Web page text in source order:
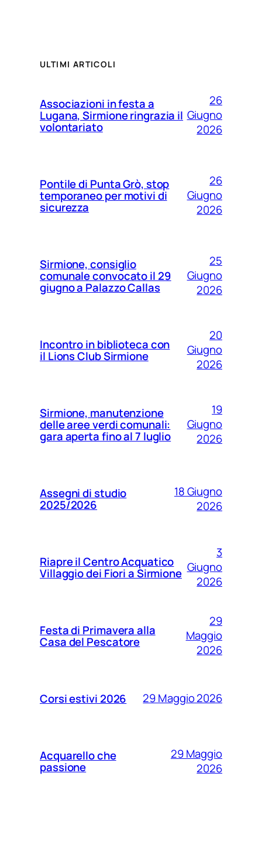
ULTIMI ARTICOLI
Associazioni in festa a
Lugana, Sirmione ringrazia il
volontariato
26
Giugno
2026
Pontile di Punta Grò, stop
temporaneo per motivi di
sicurezza
26
Giugno
2026
Sirmione, consiglio
comunale convocato il 29
giugno a Palazzo Callas
25
Giugno
2026
Incontro in biblioteca con
il Lions Club Sirmione
20
Giugno
2026
Sirmione, manutenzione
delle aree verdi comunali:
gara aperta fino al 7 luglio
19
Giugno
2026
Assegni di studio
2025/2026
18 Giugno
2026
Riapre il Centro Acquatico
Villaggio dei Fiori a Sirmione
3
Giugno
2026
Festa di Primavera alla
Casa del Pescatore
29
Maggio
2026
Corsi estivi 2026 29 Maggio 2026
Acquarello che
passione
29 Maggio
2026